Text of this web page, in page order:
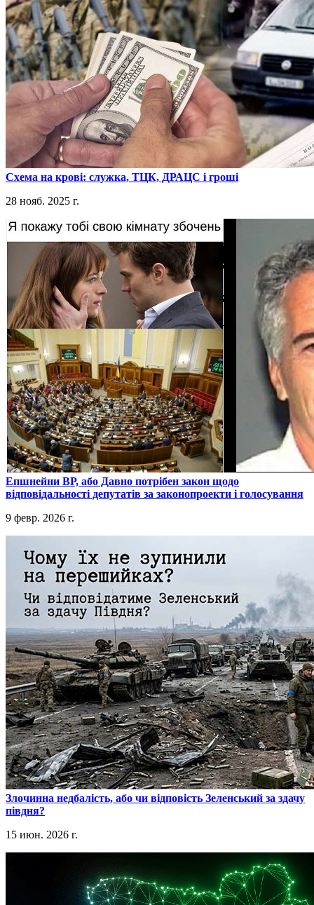
​Схема на крові: служка, ТЦК, ДРАЦС і гроші
28 нояб. 2025 г.
​Епшнейни ВР, або Давно потрібен закон щодо
відповідальності депутатів за законопроекти і голосування
9 февр. 2026 г.
​Злочинна недбалість, або чи відповість Зеленський за здачу
півдня?
15 июн. 2026 г.